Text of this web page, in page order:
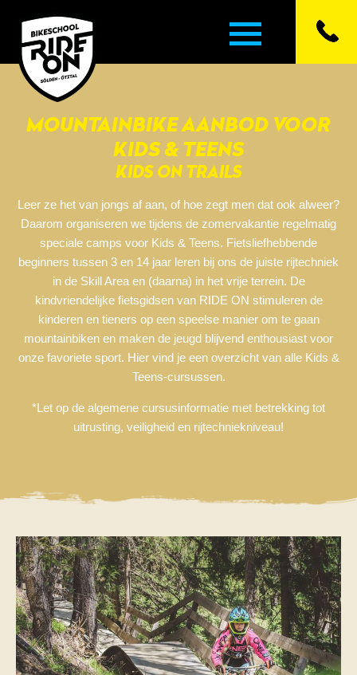
▼
MOUNTAINBIKE AANBOD VOOR
KIDS & TEENS
KIDS ON TRAILS
Leer ze het van jongs af aan, of hoe zegt men dat ook alweer?
Daarom organiseren we tijdens de zomervakantie regelmatig
speciale camps voor Kids & Teens. Fietsliefhebbende
beginners tussen 3 en 14 jaar leren bij ons de juiste rijtechniek
in de Skill Area en (daarna) in het vrije terrein. De
kindvriendelijke fietsgidsen van RIDE ON stimuleren de
kinderen en tieners op een speelse manier om te gaan
mountainbiken en maken de jeugd blijvend enthousiast voor
onze favoriete sport. Hier vind je een overzicht van alle Kids &
Teens-cursussen.
*Let op de algemene cursusinformatie met betrekking tot
uitrusting, veiligheid en rijtechniekniveau!